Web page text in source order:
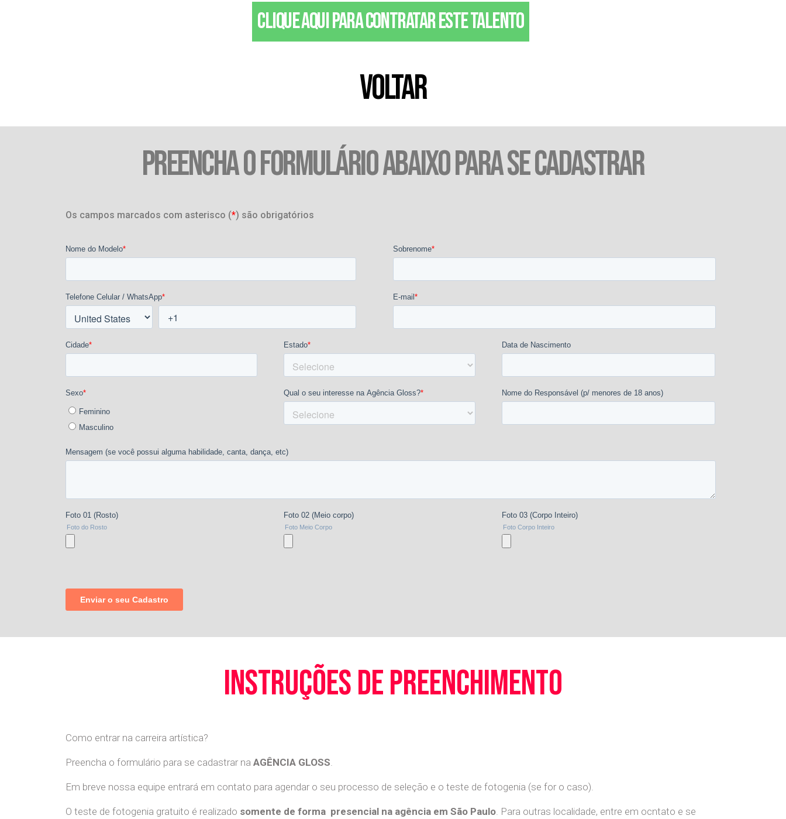
Clique aqui para contratar este talento
VOLTAR
PREENCHA O FORMULÁRIO ABAIXO PARA SE CADASTRAR
Os campos marcados com asterisco (*) são obrigatórios
instruções de preenchimento
Como entrar na carreira artística?
Preencha o formulário para se cadastrar na AGÊNCIA GLOSS.
Em breve nossa equipe entrará em contato para agendar o seu processo de seleção e o teste de fotogenia (se for o caso).
O teste de fotogenia gratuito é realizado somente de forma presencial na agência em São Paulo. Para outras localidade, entre em ocntato e se